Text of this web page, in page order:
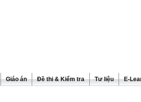
Giáo án Đề thi & Kiểm tra Tư liệu E-